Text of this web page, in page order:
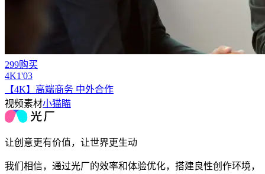
299购买
4K1'03
【4K】高端商务 中外合作
视频素材小猫瞄
让创意更有价值，让世界更生动
我们相信，通过光厂的效率和体验优化，搭建良性创作环境，